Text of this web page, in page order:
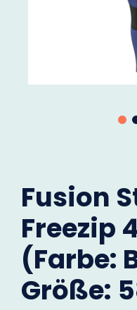
Fusion
Freezip
(Farbe:
Größe: